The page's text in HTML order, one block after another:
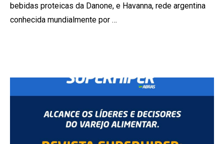
bebidas proteicas da Danone, e Havanna, rede argentina
conhecida mundialmente por …